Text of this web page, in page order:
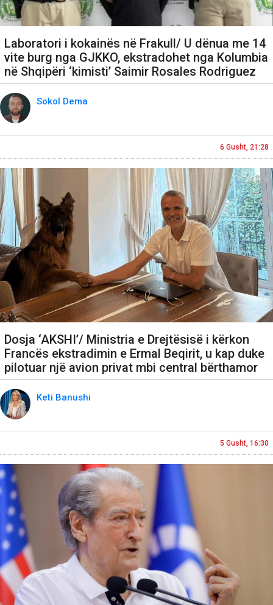
Laboratori i kokainës në Frakull/ U dënua me 14
vite burg nga GJKKO, ekstradohet nga Kolumbia
në Shqipëri ‘kimisti’ Saimir Rosales Rodriguez
Sokol Dema
6 Gusht, 21:28
Dosja ‘AKSHI’/ Ministria e Drejtësisë i kërkon
Francës ekstradimin e Ermal Beqirit, u kap duke
pilotuar një avion privat mbi central bërthamor
Keti Banushi
5 Gusht, 16:30